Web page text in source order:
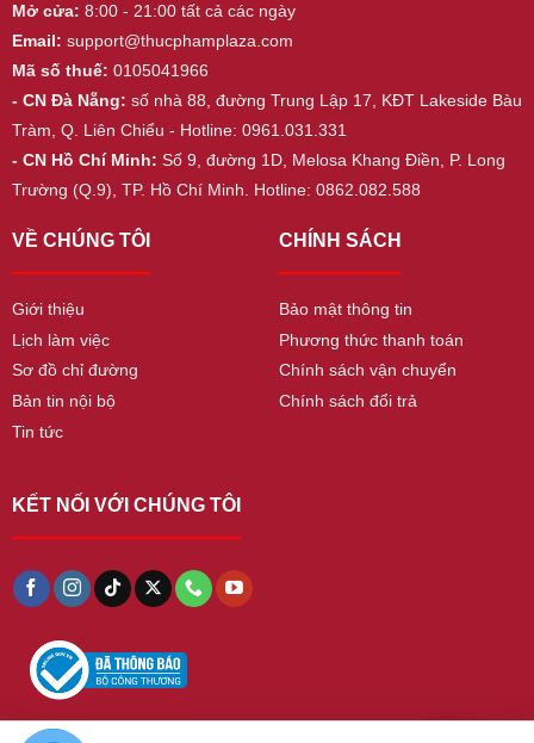
Mở cửa: 8:00 - 21:00 tất cả các ngày
Email: support@thucphamplaza.com
Mã số thuế: 0105041966
- CN Đà Nẵng: số nhà 88, đường Trung Lập 17, KĐT Lakeside Bàu
Tràm, Q. Liên Chiểu - Hotline: 0961.031.331
- CN Hồ Chí Minh: Số 9, đường 1D, Melosa Khang Điền, P. Long
Trường (Q.9), TP. Hồ Chí Minh. Hotline: 0862.082.588
VỀ CHÚNG TÔI
Giới thiệu
Lịch làm việc
Sơ đồ chỉ đường
Bản tin nội bộ
Tin tức
CHÍNH SÁCH
Bảo mật thông tin
Phương thức thanh toán
Chính sách vận chuyển
Chính sách đổi trả
KẾT NỐI VỚI CHÚNG TÔI